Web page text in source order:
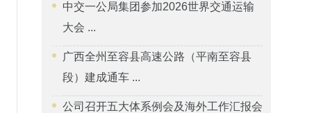
中交一公局集团参加2026世界交通运输
大会 ...
广西全州至容县高速公路（平南至容县
段）建成通车 ...
公司召开五大体系例会及海外工作汇报会